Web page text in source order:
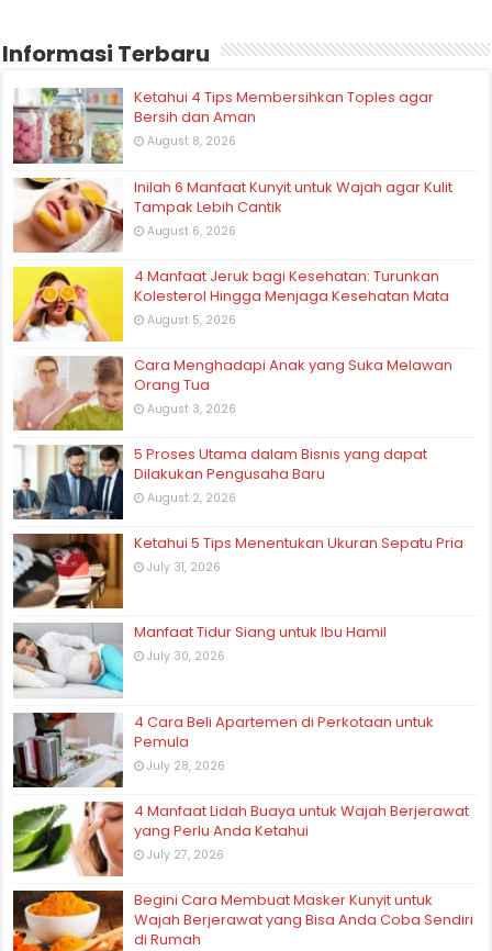
Informasi Terbaru
Ketahui 4 Tips Membersihkan Toples agar
Bersih dan Aman
August 8, 2026
Inilah 6 Manfaat Kunyit untuk Wajah agar Kulit
Tampak Lebih Cantik
August 6, 2026
4 Manfaat Jeruk bagi Kesehatan: Turunkan
Kolesterol Hingga Menjaga Kesehatan Mata
August 5, 2026
Cara Menghadapi Anak yang Suka Melawan
Orang Tua
August 3, 2026
5 Proses Utama dalam Bisnis yang dapat
Dilakukan Pengusaha Baru
August 2, 2026
Ketahui 5 Tips Menentukan Ukuran Sepatu Pria
July 31, 2026
Manfaat Tidur Siang untuk Ibu Hamil
July 30, 2026
4 Cara Beli Apartemen di Perkotaan untuk
Pemula
July 28, 2026
4 Manfaat Lidah Buaya untuk Wajah Berjerawat
yang Perlu Anda Ketahui
July 27, 2026
Begini Cara Membuat Masker Kunyit untuk
Wajah Berjerawat yang Bisa Anda Coba Sendiri
di Rumah